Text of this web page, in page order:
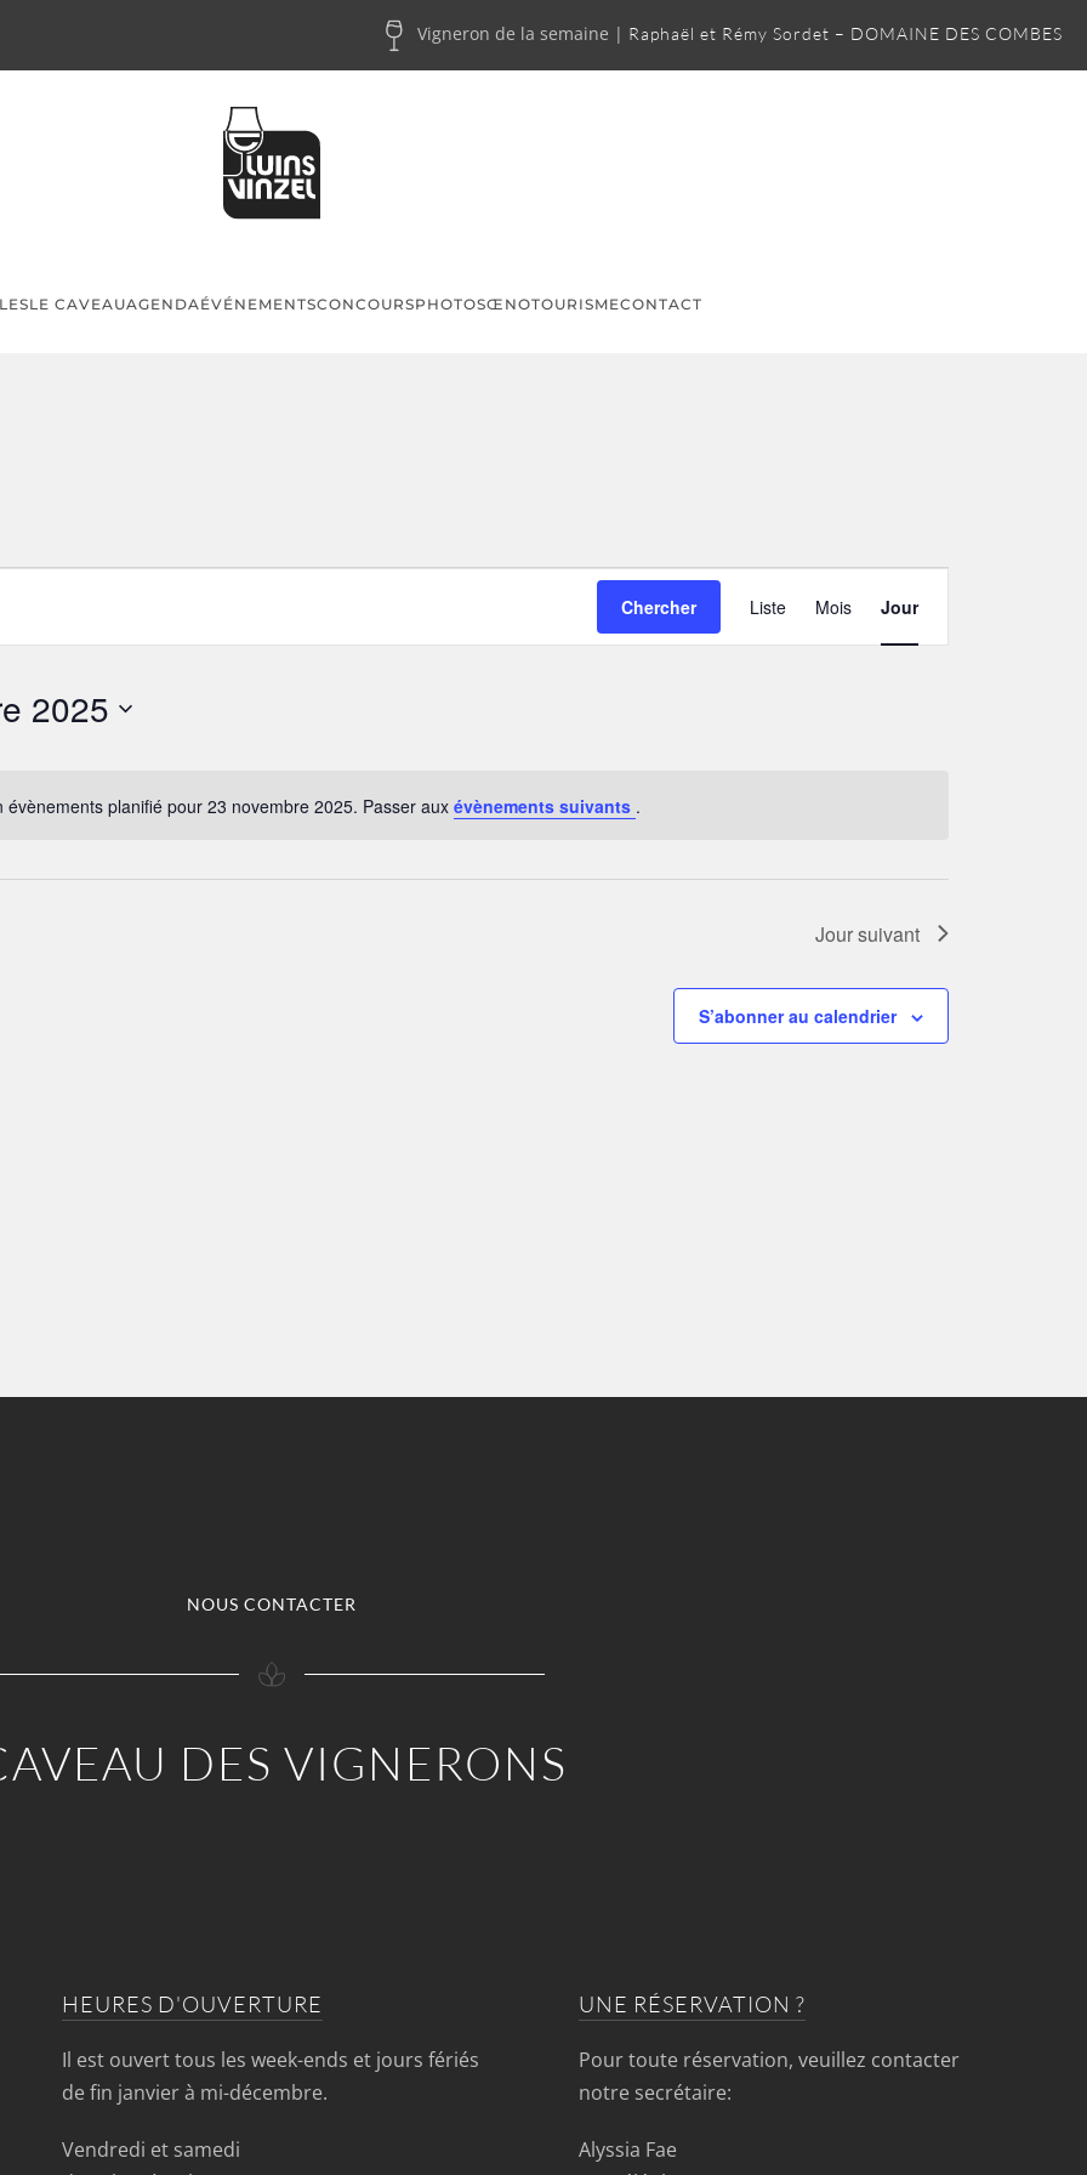
Vigneron de la semaine | Raphaël et Rémy Sordet – DOMAINE DES COMBES
LE CAVEAUAGENDAÉVÉNEMENTSCONCOURSPHOTOSŒNOTOURISMECONTACT
Notice
évènements planifié pour 23 novembre 2025. Passer aux évènements suivants .
Chercher Liste Mois Jour
2025
Jour suivant
S’abonner au calendrier
NOUS CONTACTER
DES VIGNERONS
HEURES D'OUVERTURE
Il est ouvert tous les week-ends et jours fériés
de fin janvier à mi-décembre.
Vendredi et samedi
UNE RÉSERVATION ?
Pour toute réservation, veuillez contacter
notre secrétaire:
Alyssia Fae